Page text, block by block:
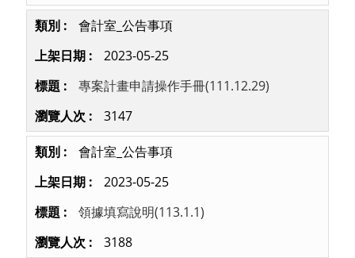
會計室_公告事項
2023-05-25
專案計畫申請操作手冊(111.12.29)
3147
會計室_公告事項
2023-05-25
領據填寫說明(113.1.1)
3188